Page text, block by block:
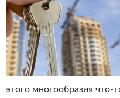
этого многообразия что-